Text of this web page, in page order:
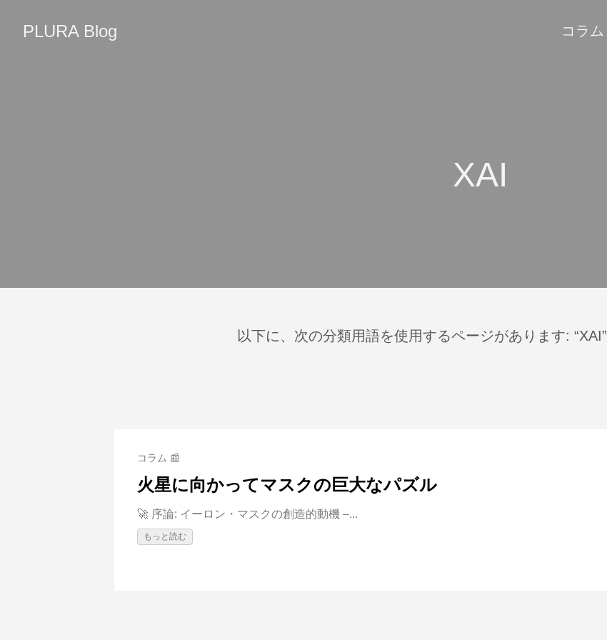
PLURA Blog コラム
XAI
以下に、次の分類用語を使用するページがあります: “XAI”
コラム 📰
火星に向かってマスクの巨大なパズル
🚀 序論: イーロン・マスクの創造的動機 –...
もっと読む